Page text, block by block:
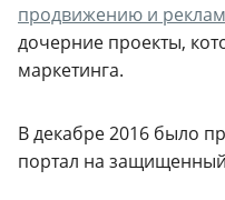
продвижению и
дочерние проекты,
маркетинга.
В декабре 2016 было
портал на защищенный